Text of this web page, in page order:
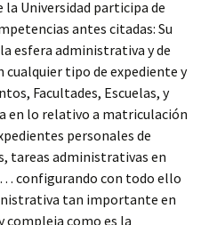
la Universidad participa de
antes citadas: Su
esfera administrativa y de
tipo de expediente y
Facultades, Escuelas, y
en lo relativo a matriculación
personales de
tareas administrativas en
configurando con todo ello
tan importante en
como es la